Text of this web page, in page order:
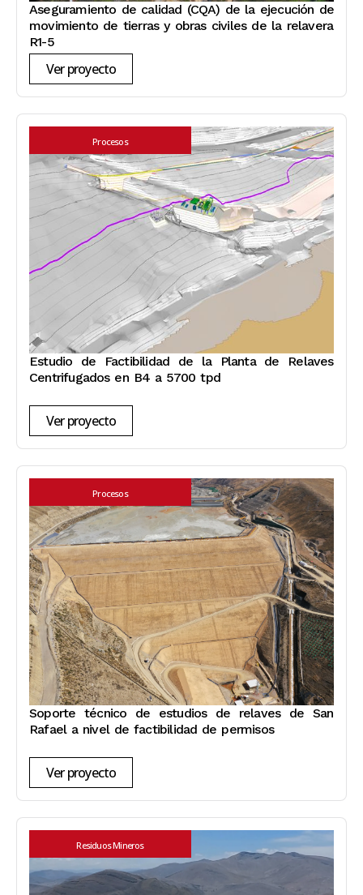
Aseguramiento de calidad (CQA) de la ejecución de
movimiento de tierras y obras civiles de la relavera
R1-5
Ver proyecto
Procesos
Estudio de Factibilidad de la Planta de Relaves
Centrifugados en B4 a 5700 tpd
Ver proyecto
Procesos
Soporte técnico de estudios de relaves de San
Rafael a nivel de factibilidad de permisos
Ver proyecto
Residuos Mineros